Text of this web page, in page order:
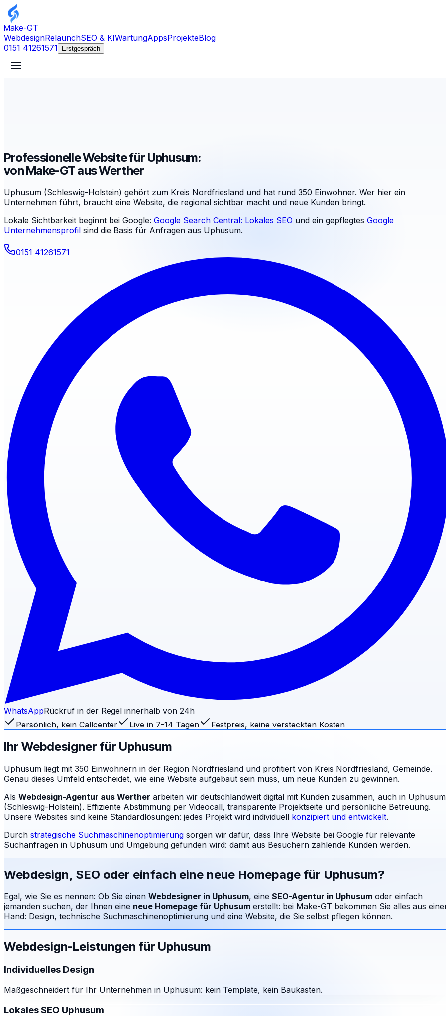
Make-GT
WebdesignRelaunchSEO & KIWartungAppsProjekteBlog
0151 41261571
Erstgespräch
Professionelle Website für Uphusum:
von Make-GT aus Werther
Uphusum (Schleswig-Holstein) gehört zum Kreis Nordfriesland und hat rund 350 Einwohner. Wer hier ein
Unternehmen führt, braucht eine Website, die regional sichtbar macht und neue Kunden bringt.
Lokale Sichtbarkeit beginnt bei Google: Google Search Central: Lokales SEO und ein gepflegtes Google
Unternehmensprofil sind die Basis für Anfragen aus Uphusum.
0151 41261571
WhatsAppRückruf in der Regel innerhalb von 24h
Persönlich, kein Callcenter
Live in 7-14 Tagen Festpreis, keine versteckten Kosten
Ihr Webdesigner für Uphusum
Uphusum liegt mit 350 Einwohnern in der Region Nordfriesland und profitiert von Kreis Nordfriesland, Gemeinde.
Genau dieses Umfeld entscheidet, wie eine Website aufgebaut sein muss, um neue Kunden zu gewinnen.
Als Webdesign-Agentur aus Werther arbeiten wir deutschlandweit digital mit Kunden zusammen, auch in Uphusum
(Schleswig-Holstein). Effiziente Abstimmung per Videocall, transparente Projektseite und persönliche Betreuung.
Unsere Websites sind keine Standardlösungen: jedes Projekt wird individuell konzipiert und entwickelt.
Durch strategische Suchmaschinenoptimierung sorgen wir dafür, dass Ihre Website bei Google für relevante
Suchanfragen in Uphusum und Umgebung gefunden wird: damit aus Besuchern zahlende Kunden werden.
Webdesign, SEO oder einfach eine neue Homepage für Uphusum?
Egal, wie Sie es nennen: Ob Sie einen Webdesigner in Uphusum, eine SEO-Agentur in Uphusum oder einfach
jemanden suchen, der Ihnen eine neue Homepage für Uphusum erstellt: bei Make-GT bekommen Sie alles aus
Hand: Design, technische Suchmaschinenoptimierung und eine Website, die Sie selbst pflegen können.
Webdesign-Leistungen für Uphusum
Individuelles Design
Maßgeschneidert für Ihr Unternehmen in Uphusum: kein Template, kein Baukasten.
Lokales SEO Uphusum